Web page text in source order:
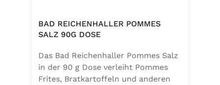
BAD REICHENHALLER POMMES
SALZ 90G DOSE
Das Bad Reichenhaller Pommes Salz
in der 90 g Dose verleiht Pommes
Frites, Bratkartoffeln und anderen